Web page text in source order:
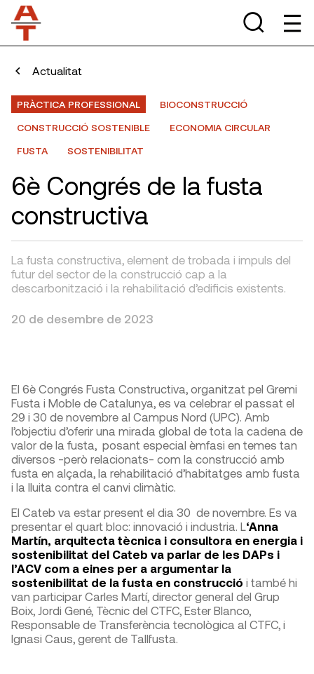
Actualitat
PRÀCTICA PROFESSIONAL
BIOCONSTRUCCIÓ
CONSTRUCCIÓ SOSTENIBLE
ECONOMIA CIRCULAR
FUSTA
SOSTENIBILITAT
6è Congrés de la fusta
constructiva
La fusta constructiva, element de trobada i impuls del
futur del sector de la construcció cap a la
descarbonització i la rehabilitació d’edificis existents.
20 de desembre de 2023
El 6è Congrés Fusta Constructiva, organitzat pel Gremi
Fusta i Moble de Catalunya, es va celebrar el passat el
29 i 30 de novembre al Campus Nord (UPC). Amb
l’objectiu d’oferir una mirada global de tota la cadena de
valor de la fusta, posant especial èmfasi en temes tan
diversos -però relacionats- com la construcció amb
fusta en alçada, la rehabilitació d’habitatges amb fusta
i la lluita contra el canvi climàtic.
El Cateb va estar present el dia 30 de novembre. Es va
presentar el quart bloc: innovació i industria. L‘Anna
Martín, arquitecta tècnica i consultora en energia i
sostenibilitat del Cateb va parlar de les DAPs i
l’ACV com a eines per a argumentar la
sostenibilitat de la fusta en construcció i també hi
van participar Carles Martí, director general del Grup
Boix, Jordi Gené, Tècnic del CTFC, Ester Blanco,
Responsable de Transferència tecnològica al CTFC, i
Ignasi Caus, gerent de Tallfusta.